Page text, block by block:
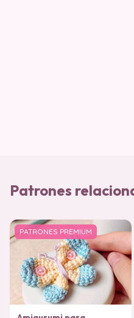
Patrones
PATRONES PREMIUM